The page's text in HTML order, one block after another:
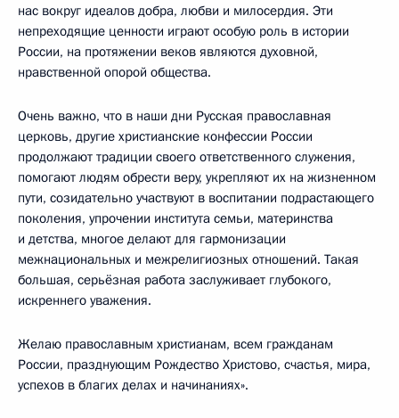
нас вокруг идеалов добра, любви и милосердия. Эти
непреходящие ценности играют особую роль в истории
России, на протяжении веков являются духовной,
нравственной опорой общества.
Очень важно, что в наши дни Русская православная
церковь, другие христианские конфессии России
продолжают традиции своего ответственного служения,
помогают людям обрести веру, укрепляют их на жизненном
пути, созидательно участвуют в воспитании подрастающего
поколения, упрочении института семьи, материнства
и детства, многое делают для гармонизации
межнациональных и межрелигиозных отношений. Такая
большая, серьёзная работа заслуживает глубокого,
искреннего уважения.
Желаю православным христианам, всем гражданам
России, празднующим Рождество Христово, счастья, мира,
успехов в благих делах и начинаниях».